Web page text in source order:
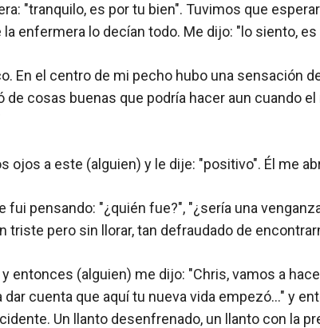
"tranquilo, es por tu bien". Tuvimos que
enfermera lo decían todo. Me dijo: "lo siento,
En el centro de mi pecho hubo una sensación
de cosas buenas que podría hacer aun cuando
ojos a este (alguien) y le dije: "positivo". Él me
fui pensando: "¿quién fue?", "¿sería una
triste pero sin llorar, tan defraudado de
entonces (alguien) me dijo: "Chris, vamos a
dar cuenta que aquí tu nueva vida empezó…" y
Un llanto desenfrenado, un llanto con la